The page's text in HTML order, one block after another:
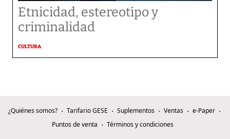
Etnicidad, estereotipo y
criminalidad
CULTURA
¿Quiénes somos? Tarifario GESE Suplementos Ventas
e-Paper
Puntos de venta
Términos y condiciones